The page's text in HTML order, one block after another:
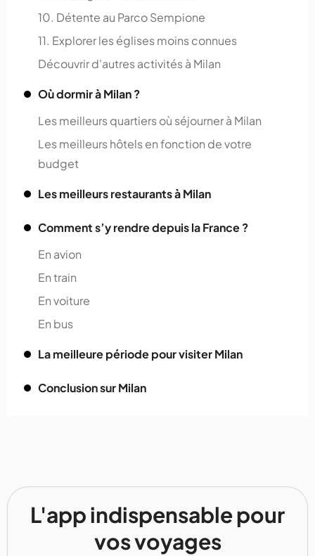
10. Détente au Parco Sempione
11. Explorer les églises moins connues
Découvrir d'autres activités à Milan
Où dormir à Milan ?
Les meilleurs quartiers où séjourner à Milan
Les meilleurs hôtels en fonction de votre
budget
Les meilleurs restaurants à Milan
Comment s’y rendre depuis la France ?
En avion
En train
En voiture
En bus
La meilleure période pour visiter Milan
Conclusion sur Milan
L'app indispensable pour
vos voyages